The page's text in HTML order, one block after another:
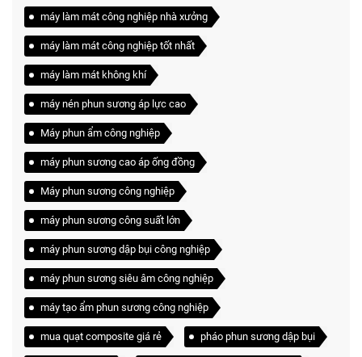
máy làm mát công nghiệp nhà xưởng
máy làm mát công nghiệp tốt nhất
máy làm mát không khí
máy nén phun sương áp lực cao
Máy phun ẩm công nghiệp
máy phun sương cao áp ống đồng
Máy phun sương công nghiệp
máy phun sương công suất lớn
máy phun sương dập bụi công nghiệp
máy phun sương siêu âm công nghiệp
máy tạo ẩm phun sương công nghiệp
mua quạt composite giá rẻ pháo phun sương dập bụi